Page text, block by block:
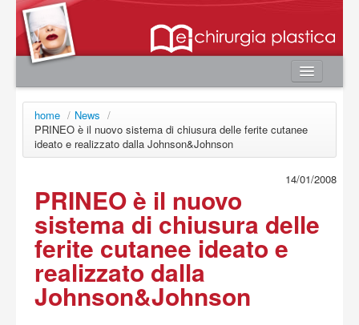
Home
Autori
e-book
News
Contatti
Area utente
Login
Registrazione
home / News /
PRINEO è il nuovo sistema di chiusura delle ferite cutanee
ideato e realizzato dalla Johnson&Johnson
14/01/2008
PRINEO è il nuovo
sistema di chiusura delle
ferite cutanee ideato e
realizzato dalla
Johnson&Johnson